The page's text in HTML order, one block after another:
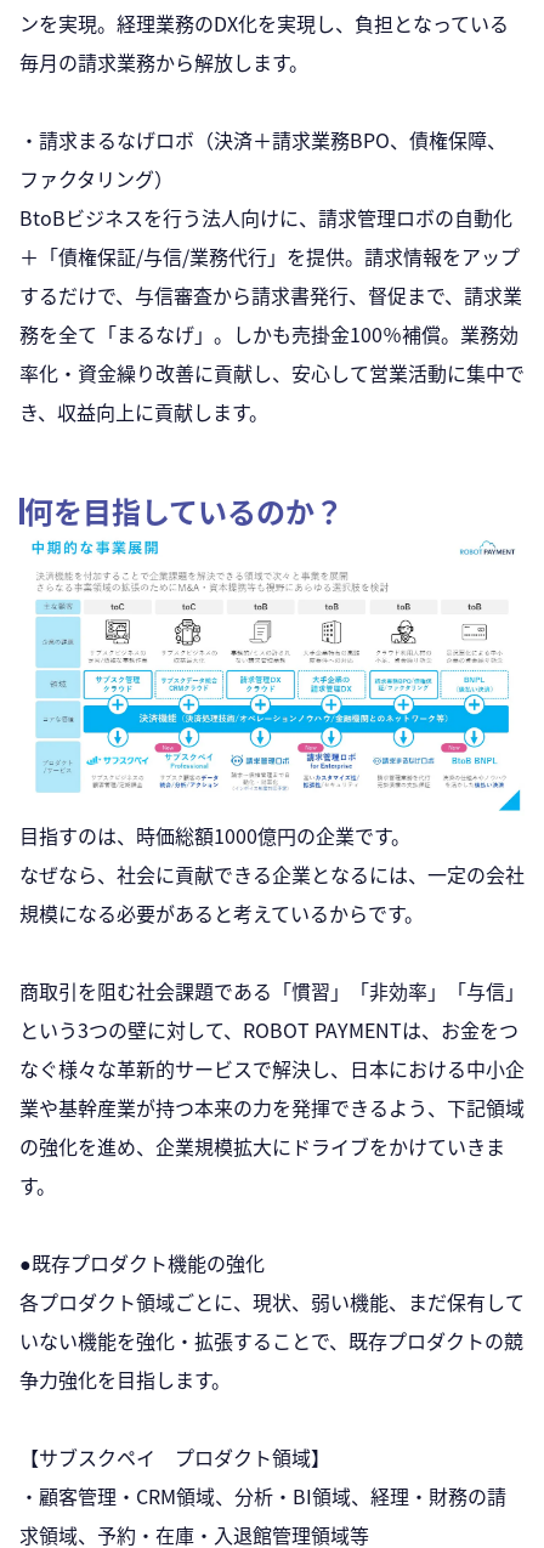
ンを実現。経理業務のDX化を実現し、負担となっている
毎月の請求業務から解放します。
・請求まるなげロボ（決済＋請求業務BPO、債権保障、
ファクタリング）
BtoBビジネスを行う法人向けに、請求管理ロボの自動化
＋「債権保証/与信/業務代行」を提供。請求情報をアップ
するだけで、与信審査から請求書発行、督促まで、請求業
務を全て「まるなげ」。しかも売掛金100％補償。業務効
率化・資金繰り改善に貢献し、安心して営業活動に集中で
き、収益向上に貢献します。
何を目指しているのか？
目指すのは、時価総額1000億円の企業です。
なぜなら、社会に貢献できる企業となるには、一定の会社
規模になる必要があると考えているからです。
商取引を阻む社会課題である「慣習」「非効率」「与信」
という3つの壁に対して、ROBOT PAYMENTは、お金をつ
なぐ様々な革新的サービスで解決し、日本における中小企
業や基幹産業が持つ本来の力を発揮できるよう、下記領域
の強化を進め、企業規模拡大にドライブをかけていきま
す。
●既存プロダクト機能の強化
各プロダクト領域ごとに、現状、弱い機能、まだ保有して
いない機能を強化・拡張することで、既存プロダクトの競
争力強化を目指します。
【サブスクペイ プロダクト領域】
・顧客管理・CRM領域、分析・BI領域、経理・財務の請
求領域、予約・在庫・入退館管理領域等